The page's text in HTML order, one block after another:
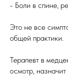
- Боли в спине,
Это не все
общей практики.
Терапевт в
осмотр,